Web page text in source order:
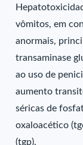
vômitos, em
anormais,
transaminase
ao uso de
aumento
séricas de
oxaloacético
(tgp).